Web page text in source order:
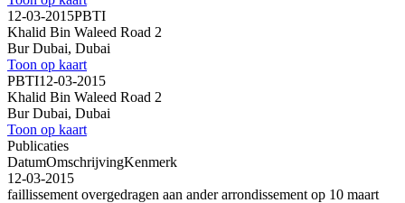
12-03-2015PBTI
Khalid Bin Waleed Road 2
Bur Dubai, Dubai
Toon op kaart
PBTI12-03-2015
Khalid Bin Waleed Road 2
Bur Dubai, Dubai
Toon op kaart
Publicaties
DatumOmschrijvingKenmerk
12-03-2015
faillissement overgedragen aan ander arrondissement op 10 maart